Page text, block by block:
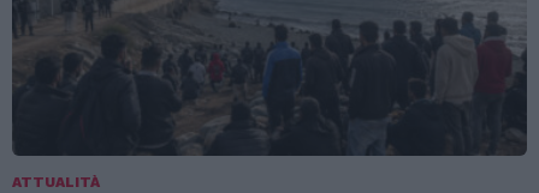
ATTUALITÀ